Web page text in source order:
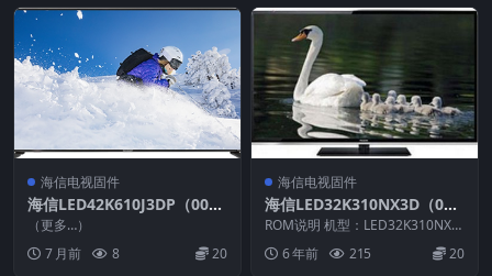
海信电视固件
海信LED42K610J3DP（000
0）BOM1自动重启问题软件
升级数据20130730_U盘刷机
固件
（更多…）
7 月前
8 20
海信电视固件
海信LED32K310NX3D（000
0）BOM1官方原厂USB刷机
电视固件包
ROM说明 机型：LED32K310NX3
D 固件版本：（0000） BOM：
1... 6 年前 215 20